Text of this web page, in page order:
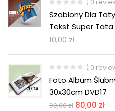
Szablony Dla
Tekst Super Tata
10,00 zł
( 0
Foto Album
30x30cm DVD17
90,00zł 80,00 zł